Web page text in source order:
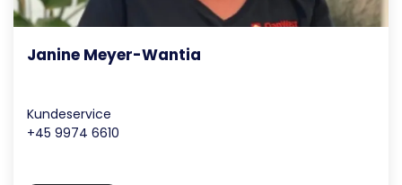
Janine Meyer-Wantia
Kundeservice
+45 9974 6610